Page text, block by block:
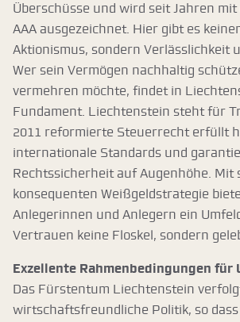
Überschüsse und wird seit Jahren
AAA ausgezeichnet. Hier gibt es
Aktionismus, sondern Verlässlichkeit
Wer sein Vermögen nachhaltig
vermehren möchte, findet in
Fundament. Liechtenstein steht für
2011 reformierte Steuerrecht erfüllt
internationale Standards und
Rechtssicherheit auf Augenhöhe. Mit
konsequenten Weißgeldstrategie
Anlegerinnen und Anlegern ein
Vertrauen keine Floskel, sondern
Exzellente Rahmenbedingungen für
Das Fürstentum Liechtenstein
wirtschaftsfreundliche Politik, so